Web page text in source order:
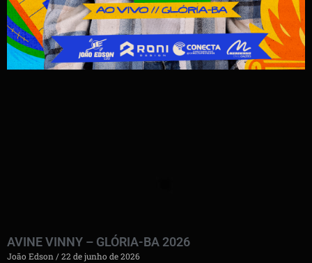
AVINE VINNY – GLÓRIA-BA 2026
João Edson 22 de junho de 2026